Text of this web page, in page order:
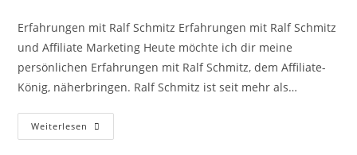
Erfahrungen mit Ralf Schmitz Erfahrungen mit Ralf Schmitz
und Affiliate Marketing Heute möchte ich dir meine
persönlichen Erfahrungen mit Ralf Schmitz, dem Affiliate-
König, näherbringen. Ralf Schmitz ist seit mehr als…
Weiterlesen Ralf
Schmitz